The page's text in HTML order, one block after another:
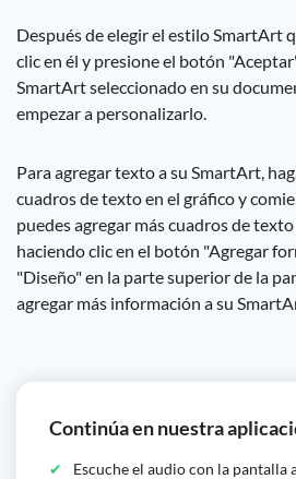
Después de elegir el estilo SmartArt
clic en él y presione el botón
SmartArt seleccionado en su
empezar a personalizarlo.
Para agregar texto a su SmartArt,
cuadros de texto en el gráfico y
puedes agregar más cuadros de
haciendo clic en el botón "Agregar
"Diseño" en la parte superior de la
agregar más información a su
Continúa en nuestra
Escuche el audio con la pantalla